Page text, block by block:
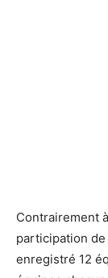
Contrairement
participation de
enregistré 12